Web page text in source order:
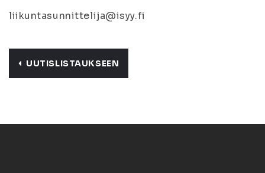
liikuntasunnittelija@isyy.fi
UUTISLISTAUKSEEN